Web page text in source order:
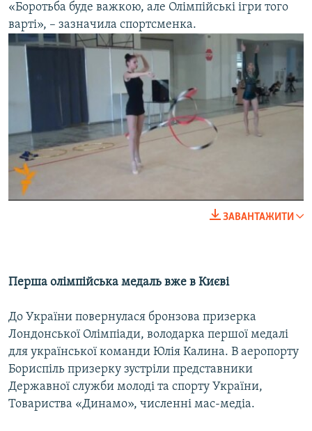
«Боротьба буде важкою, але Олімпійські ігри того
варті», – зазначила спортсменка.
No media source currently available
ЗАВАНТАЖИТИ
Перша олімпійська медаль вже в Києві
До України повернулася бронзова призерка
Лондонської Олімпіади, володарка першої медалі
для української команди Юлія Калина. В аеропорту
Бориспіль призерку зустріли представники
Державної служби молоді та спорту України,
Товариства «Динамо», численні мас-медіа.